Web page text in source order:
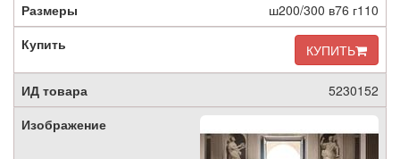
ш200/300 в76 г110
КУПИТЬ
5230152